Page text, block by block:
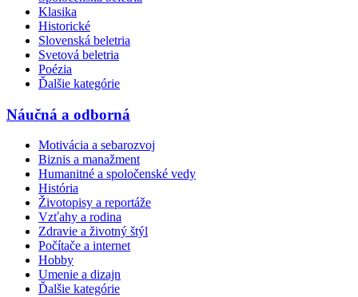
Klasika
Historické
Slovenská beletria
Svetová beletria
Poézia
Ďalšie kategórie
Náučná a odborná
Motivácia a sebarozvoj
Biznis a manažment
Humanitné a spoločenské vedy
História
Životopisy a reportáže
Vzťahy a rodina
Zdravie a životný štýl
Počítače a internet
Hobby
Umenie a dizajn
Ďalšie kategórie